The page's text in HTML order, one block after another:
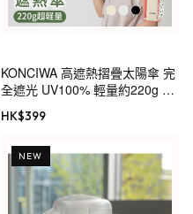
KONCIWA 高遮熱摺疊太陽傘 完
全遮光 UV100% 輕量約220g 形
狀記憶 5秒收納 自動開關 晴雨兩
用
HK$399
NEW